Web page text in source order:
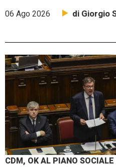
06 Ago 2026 di Giorgio
CDM, OK AL PIANO